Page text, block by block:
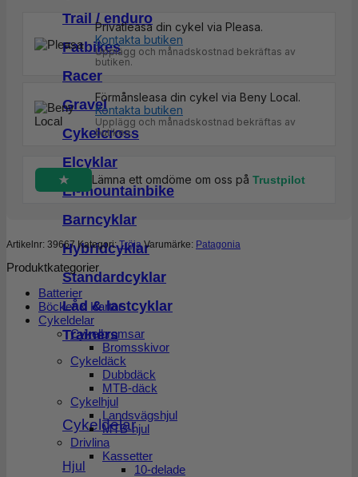
Trail / enduro
Fatbikes
Racer
Gravel
Cykelcross
Elcyklar
El-mountainbike
Barncyklar
Hybridcyklar
Standardcyklar
Låd & lastcyklar
Trainers
Cykeldelar
Hjul
Privatleasa din cykel via Pleasa.
Kontakta butiken
Upplägg och månadskostnad bekräftas av
butiken.
Förmånsleasa din cykel via Beny Local.
Kontakta butiken
Upplägg och månadskostnad bekräftas av
butiken.
Lämna ett omdöme om oss på Trustpilot
Artikelnr: 39667 Kategori:Tröja Varumärke: Patagonia
Produktkategorier
Batterier
Böcker & Kartor
Cykeldelar
Cykelbromsar
Bromsskivor
Cykeldäck
Dubbdäck
MTB-däck
Cykelhjul
Landsvägshjul
MTB-hjul
Drivlina
Kassetter
10-delade